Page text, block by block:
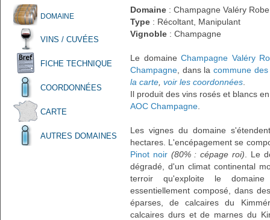
DOMAINE
VINS / CUVÉES
FICHE TECHNIQUE
COORDONNÉES
CARTE
AUTRES DOMAINES
Domaine : Champagne Valéry
Type : Récoltant, Manipulant
Vignoble : Champagne
Le domaineChampagne Valéry
Champagne , dans la commune des
la carte voir les coordonnées
Il produit des vins rosés et blancs
AOC Champagne
Les vignes du domaine
hectares. L'encépagement se
Pinot noir (80% : cépage roi) . Le
dégradé, d'un climat continental
terroir qu'exploite le
essentiellement composé, dans
éparses, de calcaires du
calcaires durs et de marnes du